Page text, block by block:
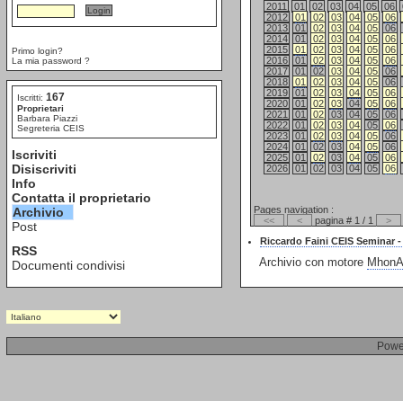
Primo login?
La mia password ?
Iscritti: 167
Proprietari
Barbara Piazzi
Segreteria CEIS
Iscriviti
Disiscriviti
Info
Contatta il proprietario
Archivio
Post
RSS
Documenti condivisi
2011 01 02 03 04 05 06
2012
01 02 03 04 05
06
2013
01 02 03 04 05
06
2014
01 02 03 04 05
06
2015
01 02 03 04 05
06
2016
01 02 03 04 05
06
2017
01 02 03 04 05
06
2018
01 02 03 04 05
06
2019
01 02 03 04 05
06
2020
01 02 03 04 05
06
2021
01 02 03 04 05
06
2022
01 02 03 04 05
06
2023
01 02 03 04 05
06
2024
01 02 03 04 05
06
2025
01 02 03 04 05
06
2026
01 02 03 04 05 06
Pages navigation :
<<
< pagina # 1 / 1
>
Riccardo Faini CEIS Seminar
Archivio con motore